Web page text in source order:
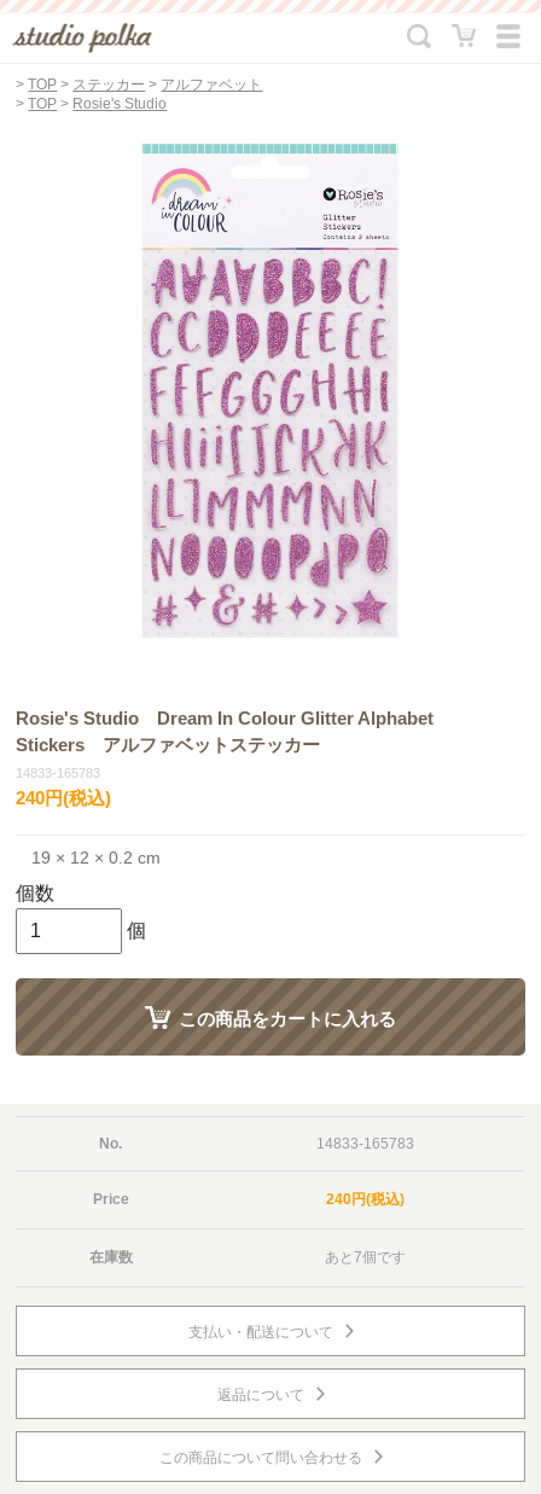
>TOP > ステッカー > アルファベット
>TOP > Rosie's Studio
Rosie's Studio Dream In Colour Glitter Alphabet
Stickers アルファベットステッカー
14833-165783
240円(税込)
19 × 12 × 0.2 cm
個数
個
この商品をカートに入れる
No. 14833-165783
Price 240円(税込)
在庫数 あと7個です
支払い・配送について
返品について
この商品について問い合わせる